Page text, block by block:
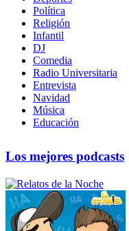
Política
Religión
Infantil
DJ
Comedia
Radio Universitaria
Entrevista
Navidad
Música
Educación
Los mejores podcasts